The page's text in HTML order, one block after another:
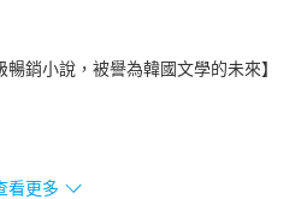
銷小說，被譽為韓國文學的未來】
看更多